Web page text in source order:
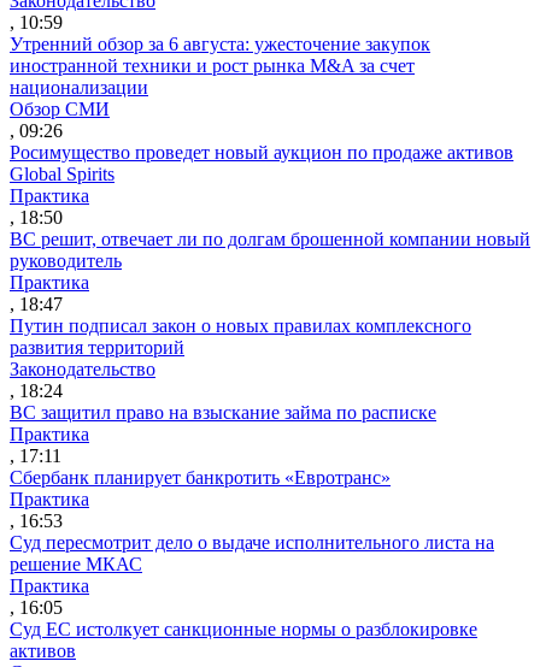
, 10:59
Утренний обзор за 6 августа: ужесточение закупок
иностранной техники и рост рынка M&A за счет
национализации
Обзор СМИ
, 09:26
Росимущество проведет новый аукцион по продаже активов
Global Spirits
Практика
, 18:50
ВС решит, отвечает ли по долгам брошенной компании новый
руководитель
Практика
, 18:47
Путин подписал закон о новых правилах комплексного
развития территорий
Законодательство
, 18:24
ВС защитил право на взыскание займа по расписке
Практика
, 17:11
Сбербанк планирует банкротить «Евротранс»
Практика
, 16:53
Суд пересмотрит дело о выдаче исполнительного листа на
решение МКАС
Практика
, 16:05
Суд ЕС истолкует санкционные нормы о разблокировке
активов